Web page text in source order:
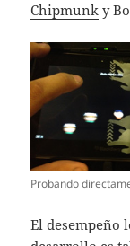
Chipmunk y
Probando
El desempeño